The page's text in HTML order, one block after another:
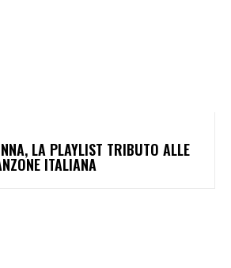
LA PLAYLIST TRIBUTO ALLE
ITALIANA